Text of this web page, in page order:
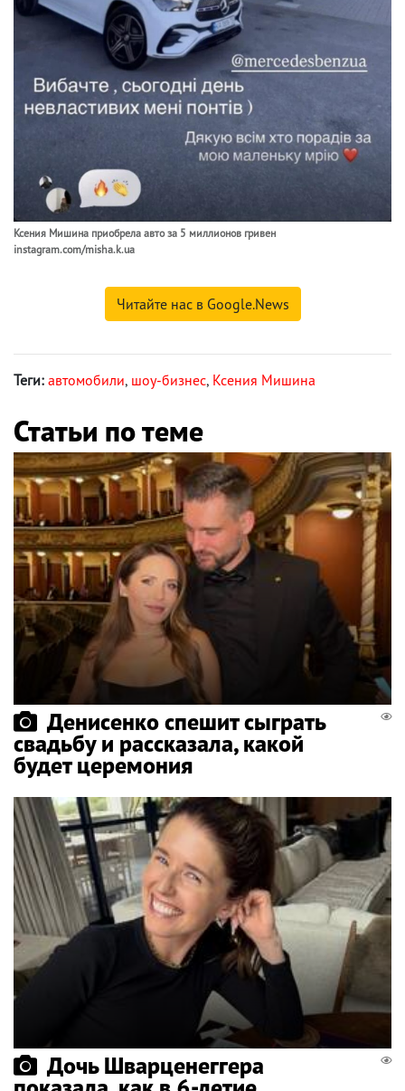
Ксения Мишина приобрела авто за 5 миллионов гривен
instagram.com/misha.k.ua
Читайте нас в Google.News
Теги: автомобили, шоу-бизнес, Ксения Мишина
Статьи по теме
Денисенко спешит сыграть
свадьбу и рассказала, какой
будет церемония
Дочь Шварценеггера